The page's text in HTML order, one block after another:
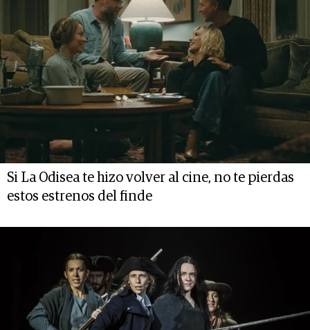
Si La Odisea te hizo volver al cine, no te pierdas
estos estrenos del finde